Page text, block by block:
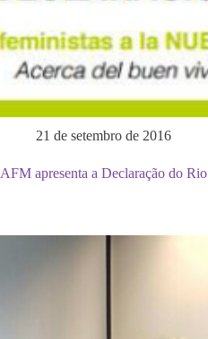
21 de setembro de 2016
AFM apresenta a Declaração do Rio